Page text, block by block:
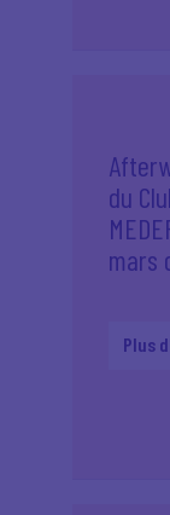
du
mars
Plus